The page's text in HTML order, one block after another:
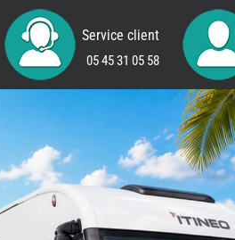
Service client
05 45 31 05 58